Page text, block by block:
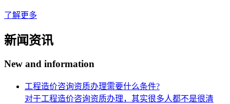
了解更多
新闻资讯
New and information
工程造价咨询资质办理需要什么条件?
对于工程造价咨询资质办理，其实很多人都不是很清